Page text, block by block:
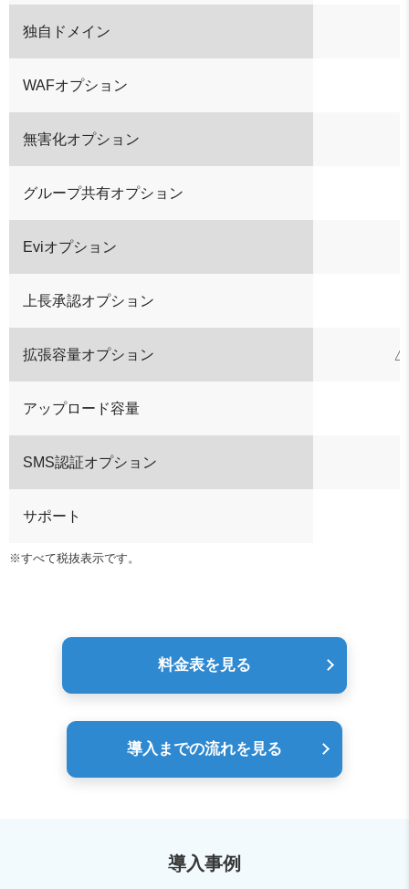
独自ドメイン
WAFオプション
無害化オプション
グループ共有オプション
Eviオプション
上長承認オプション
拡張容量オプション
アップロード容量
SMS認証オプション
サポート
※すべて税抜表示です。
料金表を見る
導入までの流れを見る
導入事例